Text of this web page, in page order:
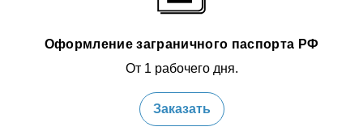
Оформление заграничного паспорта РФ
От 1 рабочего дня.
Заказать